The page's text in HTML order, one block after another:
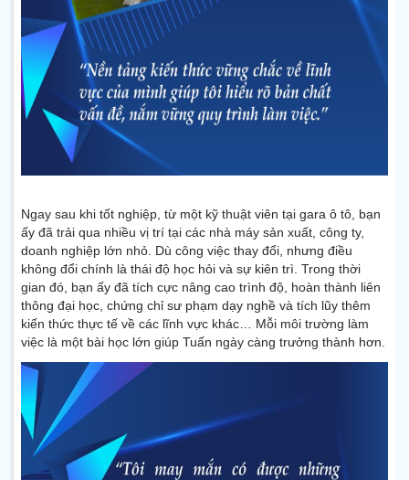
Ngay sau khi tốt nghiệp, từ một kỹ thuật viên tại gara ô tô, bạn
ấy đã trải qua nhiều vị trí tại các nhà máy sản xuất, công ty,
doanh nghiệp lớn nhỏ. Dù công việc thay đổi, nhưng điều
không đổi chính là thái độ học hỏi và sự kiên trì. Trong thời
gian đó, bạn ấy đã tích cực nâng cao trình độ, hoàn thành liên
thông đại học, chứng chỉ sư phạm dạy nghề và tích lũy thêm
kiến thức thực tế về các lĩnh vực khác… Mỗi môi trường làm
việc là một bài học lớn giúp Tuấn ngày càng trưởng thành hơn.